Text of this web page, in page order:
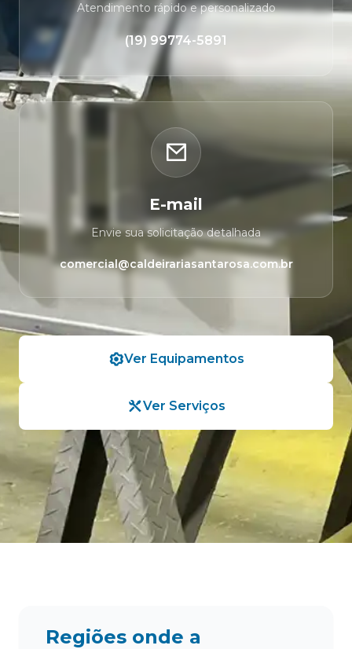
Atendimento rápido e personalizado
(19) 99774-5891
E-mail
Envie sua solicitação detalhada
comercial@caldeirariasantarosa.com.br
Ver Equipamentos
Ver Serviços
Regiões onde a